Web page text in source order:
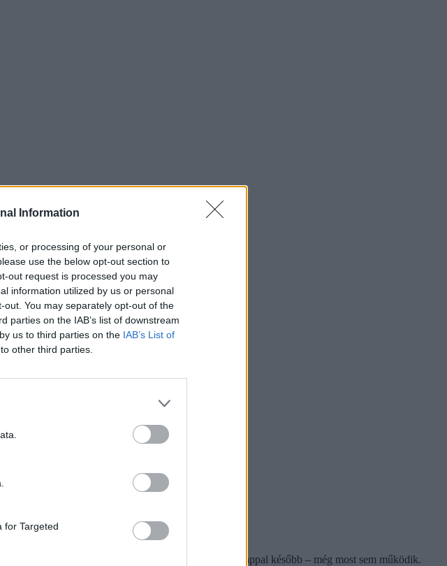
Information
or processing of your personal or
use the below opt-out section to
out request is processed you may
information utilized by us or personal
You may separately opt-out of the
parties on the IAB’s list of downstream
us to third parties on the IAB’s List of
other third parties.
for Targeted
arra mutat, hogy az intézmény – közel négy hónappal később – még most sem működik.